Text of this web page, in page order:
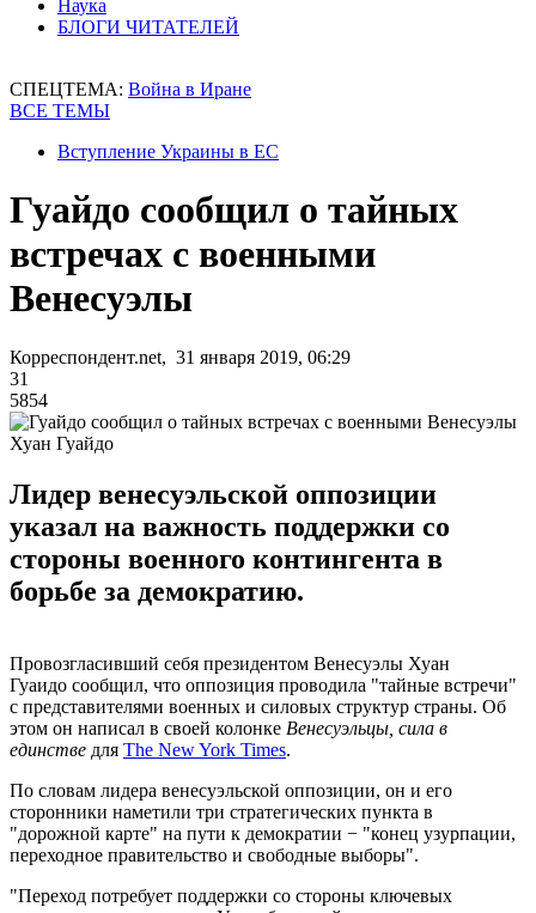
Наука
БЛОГИ ЧИТАТЕЛЕЙ
СПЕЦТЕМА: Война в Иране
ВСЕ ТЕМЫ
Вступление Украины в ЕС
Гуайдо сообщил о тайных
встречах с военными
Венесуэлы
Корреспондент.net, 31 января 2019, 06:29
31
5854
Хуан Гуайдо
Лидер венесуэльской оппозиции
указал на важность поддержки со
стороны военного контингента в
борьбе за демократию.
Провозгласивший себя президентом Венесуэлы Хуан
Гуаидо сообщил, что оппозиция проводила "тайные встречи"
с представителями военных и силовых структур страны. Об
этом он написал в своей колонке Венесуэльцы, сила в
единстве для The New York Times.
По словам лидера венесуэльской оппозиции, он и его
сторонники наметили три стратегических пункта в
"дорожной карте" на пути к демократии − "конец узурпации,
переходное правительство и свободные выборы".
"Переход потребует поддержки со стороны ключевых